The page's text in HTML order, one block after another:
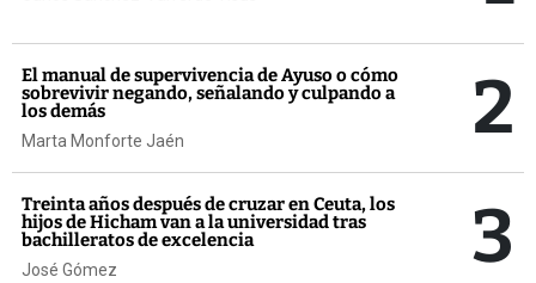
El manual de supervivencia de Ayuso o cómo
sobrevivir negando, señalando y culpando a
los demás
Marta Monforte Jaén 2
Treinta años después de cruzar en Ceuta, los
hijos de Hicham van a la universidad tras
bachilleratos de excelencia
José Gómez 3